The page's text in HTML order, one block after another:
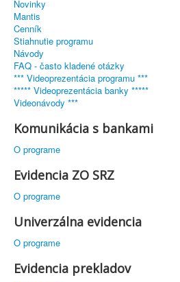
Novinky
Mantis
Cenník
Stiahnutie programu
Návody
FAQ - často kladené otázky
*** Videoprezentácia programu ***
***** Videoprezentácia banky *****
Videonávody ***
Komunikácia s bankami
O programe
Evidencia ZO SRZ
O programe
Univerzálna evidencia
O programe
Evidencia prekladov